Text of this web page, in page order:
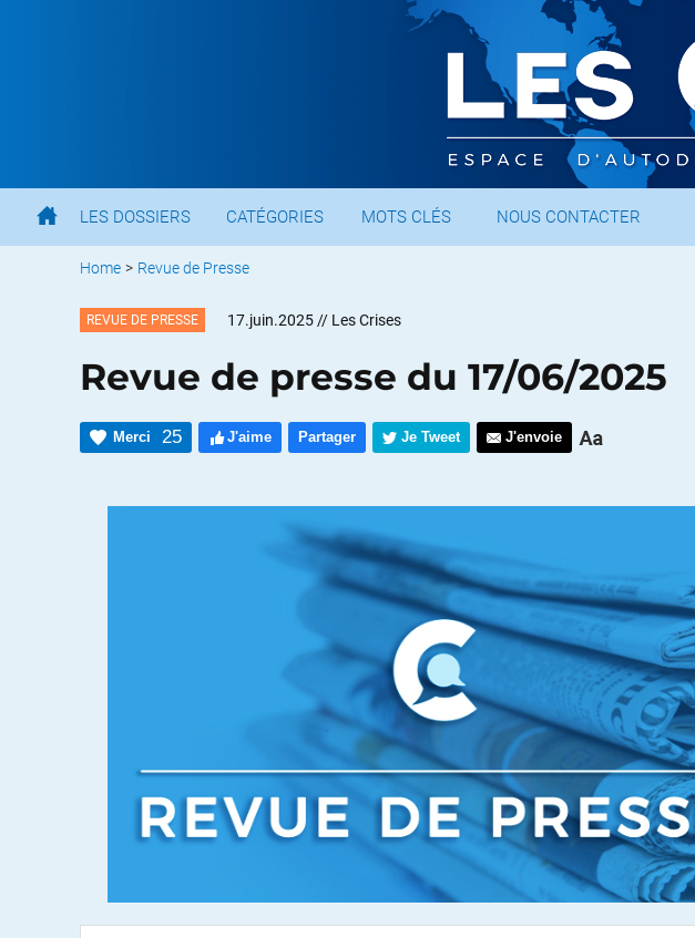
LES DOSSIERS CATÉGORIES MOTS CLÉS NOUS CONTACTER
Home > Revue de Presse
REVUE DE PRESSE 17.juin.2025 // Les Crises
Revue de presse du 17/06/2025
Merci 25 J'aime Partager Je Tweet J'envoie